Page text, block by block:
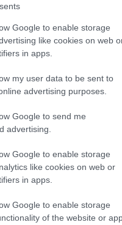
Google to enable storage
like cookies on web
in apps.
my user data to be sent to
advertising purposes.
Google to send me
advertising.
Google to enable storage
like cookies on web or
in apps.
Google to enable storage
of the website or
βάλει σε τάξη το
κανόνας που θα αλλάξει
του ζωδιακού: Αυτά τα